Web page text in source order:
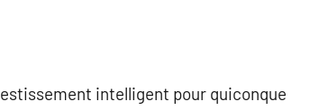
intelligent pour quiconque